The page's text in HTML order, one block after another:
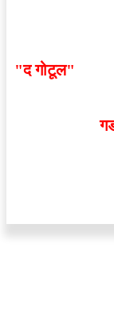
"द गोटूल"